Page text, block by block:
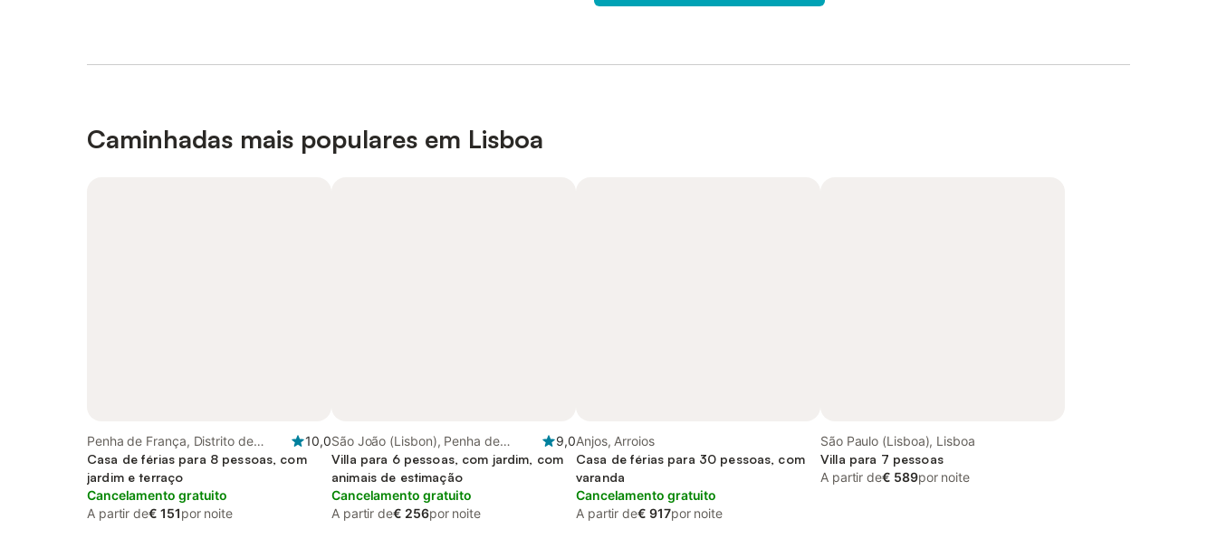
Caminhadas mais populares em Lisboa
Penha de França, Distrito de
Lisboa
10,0
Casa de férias para 8 pessoas, com
jardim e terraço
Cancelamento gratuito
A partir de€ 151por noite
São João (Lisbon), Penha de
França
9,0
Villa para 6 pessoas, com jardim, com
animais de estimação
Cancelamento gratuito
A partir de€ 256por noite
Anjos, Arroios
Casa de férias para 30 pessoas, com
varanda
Cancelamento gratuito
A partir de€ 917por noite
São Paulo (Lisboa), Lisboa
Villa para 7 pessoas
A partir de€ 589por noite